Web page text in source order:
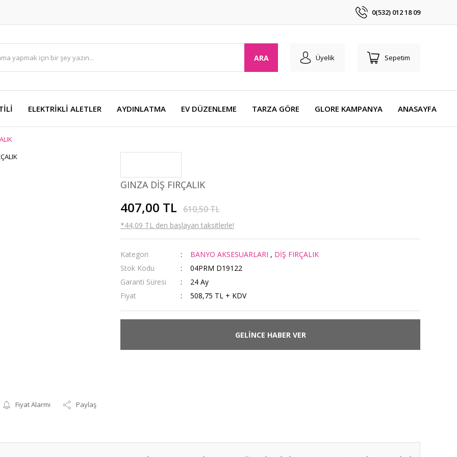
0(532) 012 18 09
ARA Üyelik Sepetim
ELEKTRİKLİ ALETLER AYDINLATMA EV DÜZENLEME TARZA GÖRE GLORE KAMPANYA ANASAYFA
Fiyat Alarmı Paylaş
GINZA DİŞ FIRÇALIK
407,00 TL 610,50 TL
*44,09 TL den başlayan taksitlerle!
Kategori BANYO AKSESUARLARI , DİŞ FIRÇALIK
Stok Kodu
04PRM D19122
Garanti Süresi
24 Ay
Fiyat
508,75 TL + KDV
GELİNCE HABER VER